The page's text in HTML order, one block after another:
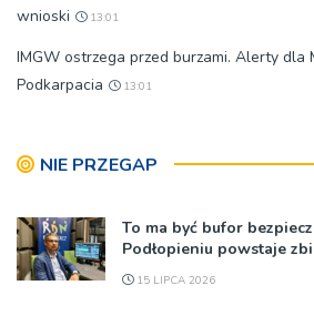
wnioski
13:01
IMGW ostrzega przed burzami. Alerty dla
Podkarpacia
13:01
NIE PRZEGAP
To ma być bufor
Podłopieniu powstaje
15 LIPCA 2026